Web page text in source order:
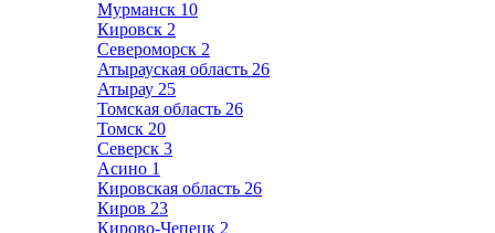
Мурманск 10
Кировск 2
Североморск 2
Атырауская область 26
Атырау 25
Томская область 26
Томск 20
Северск 3
Асино 1
Кировская область 26
Киров 23
Кирово-Чепецк 2